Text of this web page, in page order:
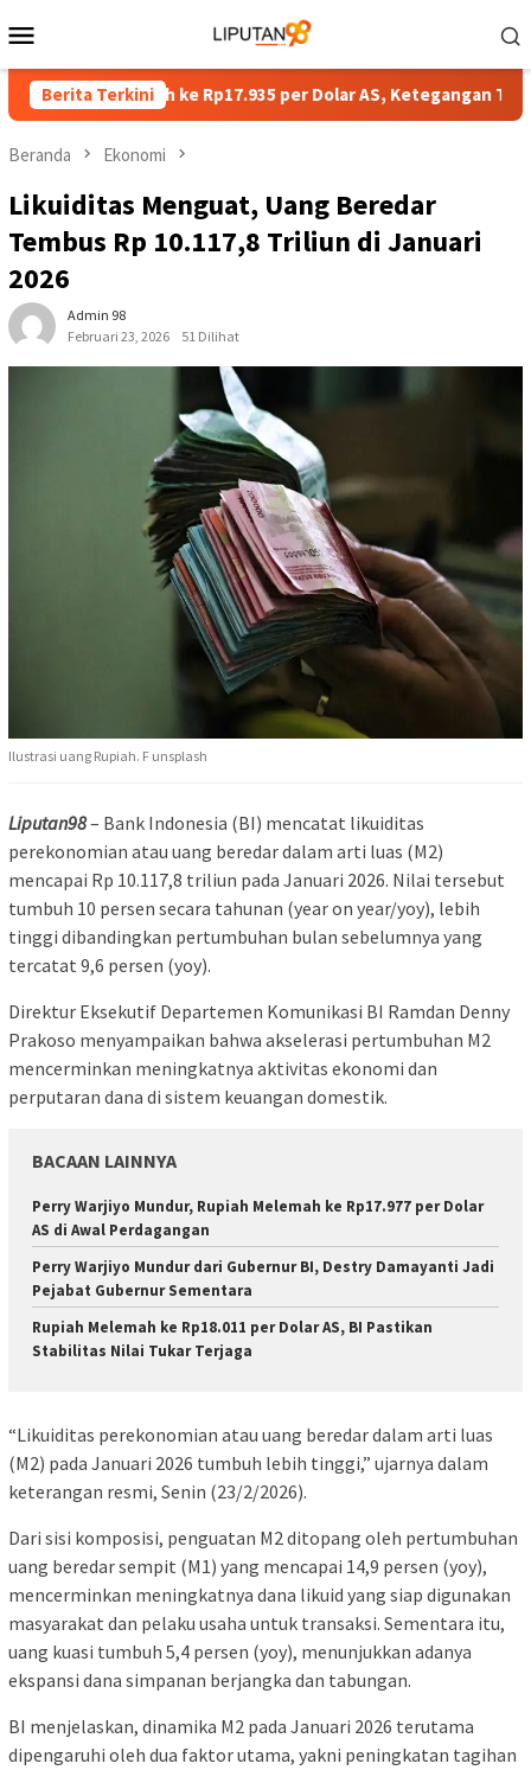
ke
Mobile
Berita Terkini
Melemah ke Rp17.935 per Dolar AS, Ketegangan Timur
Beranda Ekonomi
Likuiditas Menguat, Uang Beredar
Tembus Rp 10.117,8 Triliun di Januari
2026
Admin 98
Februari 23, 2026
51 Dilihat
Ilustrasi uang Rupiah. F unsplash
Liputan98– Bank Indonesia (BI) mencatat likuiditas
perekonomian atau uang beredar dalam arti luas (M2)
mencapai Rp 10.117,8 triliun pada Januari 2026. Nilai tersebut
tumbuh 10 persen secara tahunan (year on year/yoy), lebih
tinggi dibandingkan pertumbuhan bulan sebelumnya yang
tercatat 9,6 persen (yoy).
Direktur Eksekutif Departemen Komunikasi BI Ramdan Denny
Prakoso menyampaikan bahwa akselerasi pertumbuhan M2
mencerminkan meningkatnya aktivitas ekonomi dan
perputaran dana di sistem keuangan domestik.
BACAAN LAINNYA
Perry Warjiyo Mundur, Rupiah Melemah ke Rp17.977 per Dolar
AS di Awal Perdagangan
Perry Warjiyo Mundur dari Gubernur BI, Destry Damayanti Jadi
Pejabat Gubernur Sementara
Rupiah Melemah ke Rp18.011 per Dolar AS, BI Pastikan
Stabilitas Nilai Tukar Terjaga
“Likuiditas perekonomian atau uang beredar dalam arti luas
(M2) pada Januari 2026 tumbuh lebih tinggi,” ujarnya dalam
keterangan resmi, Senin (23/2/2026).
Dari sisi komposisi, penguatan M2 ditopang oleh pertumbuhan
uang beredar sempit (M1) yang mencapai 14,9 persen (yoy),
mencerminkan meningkatnya dana likuid yang siap digunakan
masyarakat dan pelaku usaha untuk transaksi. Sementara itu,
uang kuasi tumbuh 5,4 persen (yoy), menunjukkan adanya
ekspansi dana simpanan berjangka dan tabungan.
BI menjelaskan, dinamika M2 pada Januari 2026 terutama
dipengaruhi oleh dua faktor utama, yakni peningkatan tagihan